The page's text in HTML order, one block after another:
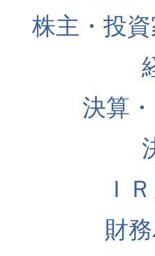
株主・投
決算
Ｉ
財